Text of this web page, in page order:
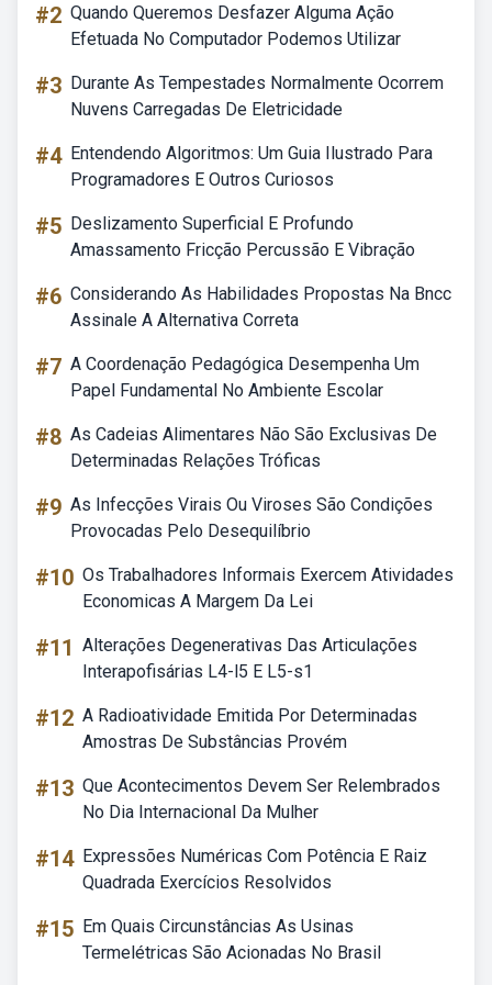
#2 Quando Queremos Desfazer Alguma Ação
Efetuada No Computador Podemos Utilizar
#3 Durante As Tempestades Normalmente Ocorrem
Nuvens Carregadas De Eletricidade
#4 Entendendo Algoritmos: Um Guia Ilustrado Para
Programadores E Outros Curiosos
#5 Deslizamento Superficial E Profundo
Amassamento Fricção Percussão E Vibração
#6 Considerando As Habilidades Propostas Na Bncc
Assinale A Alternativa Correta
#7 A Coordenação Pedagógica Desempenha Um
Papel Fundamental No Ambiente Escolar
#8 As Cadeias Alimentares Não São Exclusivas De
Determinadas Relações Tróficas
#9 As Infecções Virais Ou Viroses São Condições
Provocadas Pelo Desequilíbrio
#10 Os Trabalhadores Informais Exercem Atividades
Economicas A Margem Da Lei
#11 Alterações Degenerativas Das Articulações
Interapofisárias L4-l5 E L5-s1
#12 A Radioatividade Emitida Por Determinadas
Amostras De Substâncias Provém
#13 Que Acontecimentos Devem Ser Relembrados
No Dia Internacional Da Mulher
#14 Expressões Numéricas Com Potência E Raiz
Quadrada Exercícios Resolvidos
#15 Em Quais Circunstâncias As Usinas
Termelétricas São Acionadas No Brasil